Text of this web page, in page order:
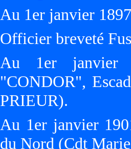
Au 1er janvier
Officier breveté
Au 1er janvier
"CONDOR",
PRIEUR).
Au 1er janvier
du Nord (Cdt